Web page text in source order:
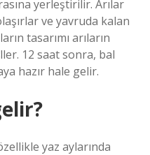
yerleştirilir. Arılar
ve yavruda kalan
tasarımı arıların
12 saat sonra, bal
hazır hale gelir.
yaz aylarında